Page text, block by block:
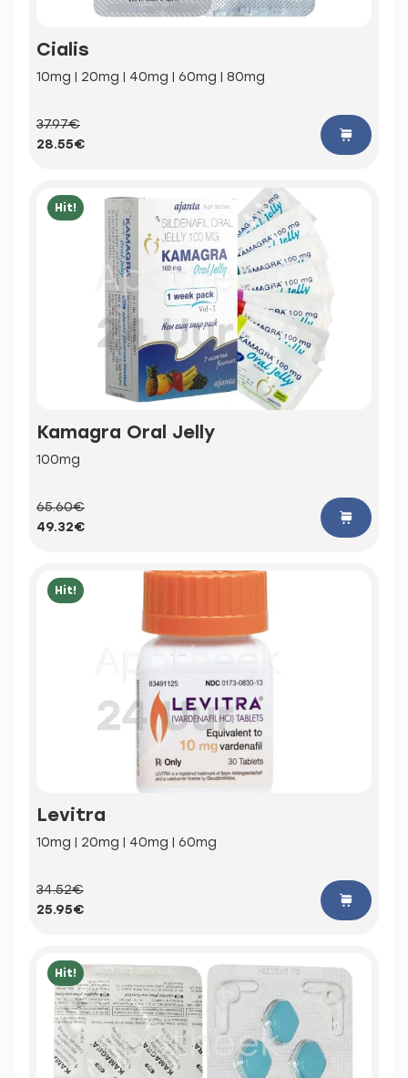
Cialis
10mg | 20mg | 40mg | 60mg | 80mg
37.97€
28.55€
Hit!
Kamagra Oral Jelly
100mg
65.60€
49.32€
Hit!
Levitra
10mg | 20mg | 40mg | 60mg
34.52€
25.95€
Hit!